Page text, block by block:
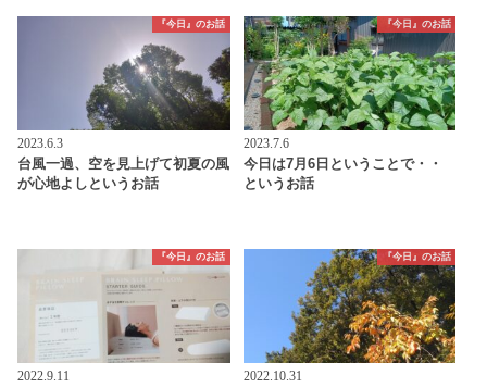
『今日』のお話
2023.6.3
台風一過、空を見上げて初夏の風
が心地よしというお話
『今日』のお話
2023.7.6
今日は7月6日ということで・・
というお話
『今日』のお話
2022.9.11
『今日』のお話
2022.10.31